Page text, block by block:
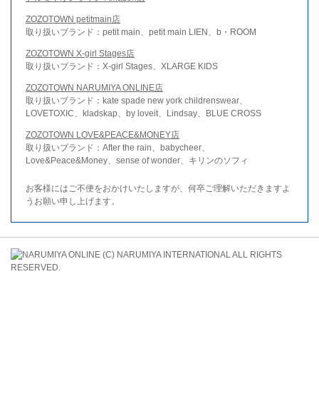
ZOZOTOWN petitmain店
取り扱いブランド：petit main、petit main LIEN、b・ROOM
ZOZOTOWN X-girl Stages店
取り扱いブランド：X-girl Stages、XLARGE KIDS
ZOZOTOWN NARUMIYA ONLINE店
取り扱いブランド：kate spade new york childrenswear、
LOVETOXIC、kladskap、by loveit、Lindsay、BLUE CROSS
ZOZOTOWN LOVE&PEACE&MONEY店
取り扱いブランド：After the rain、babycheer、
Love&Peace&Money、sense of wonder、キリンのソフィ
お客様にはご不便をおかけいたしますが、何卒ご理解いただきますよ
うお願い申し上げます。